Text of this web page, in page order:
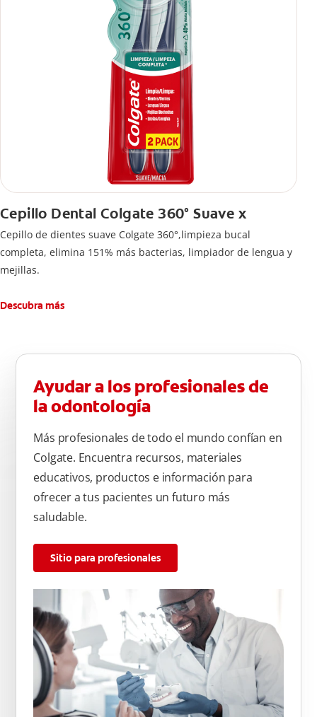
Cepillo Dental Colgate 360° Suave x
Cepillo de dientes suave Colgate 360°,limpieza bucal
completa, elimina 151% más bacterias, limpiador de lengua y
mejillas.
Descubra más
Ayudar a los profesionales de
la odontología
Más profesionales de todo el mundo confían en
Colgate. Encuentra recursos, materiales
educativos, productos e información para
ofrecer a tus pacientes un futuro más
saludable.
Sitio para profesionales